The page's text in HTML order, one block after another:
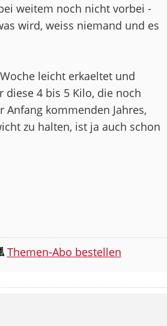
weitem noch nicht vorbei -
wird, weiss niemand und es
leicht erkaeltet und
4 bis 5 Kilo, die noch
kommenden Jahres,
zu halten, ist ja auch schon
Themen-Abo bestellen